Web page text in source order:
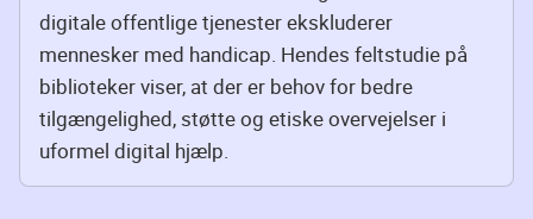
digitale offentlige tjenester ekskluderer
mennesker med handicap. Hendes feltstudie på
biblioteker viser, at der er behov for bedre
tilgængelighed, støtte og etiske overvejelser i
uformel digital hjælp.